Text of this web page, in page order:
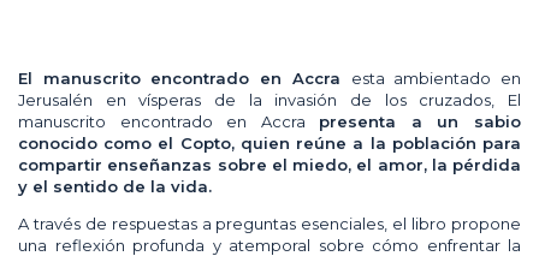
El manuscrito encontrado en Accra esta ambientado en
Jerusalén en vísperas de la invasión de los cruzados, El
manuscrito encontrado en Accra presenta a un sabio
conocido como el Copto, quien reúne a la población para
compartir enseñanzas sobre el miedo, el amor, la pérdida
y el sentido de la vida.
A través de respuestas a preguntas esenciales, el libro propone
una reflexión profunda y atemporal sobre cómo enfrentar la